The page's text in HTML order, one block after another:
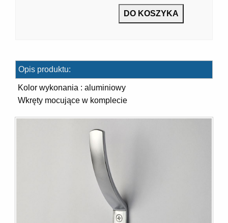
Opis produktu:
Kolor wykonania : aluminiowy
Wkręty mocujące w komplecie